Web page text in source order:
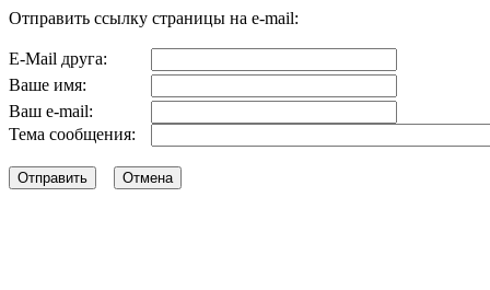
Отправить ссылку страницы на e-mail:
E-Mail друга:
Ваше имя:
Ваш e-mail:
Тема сообщения: